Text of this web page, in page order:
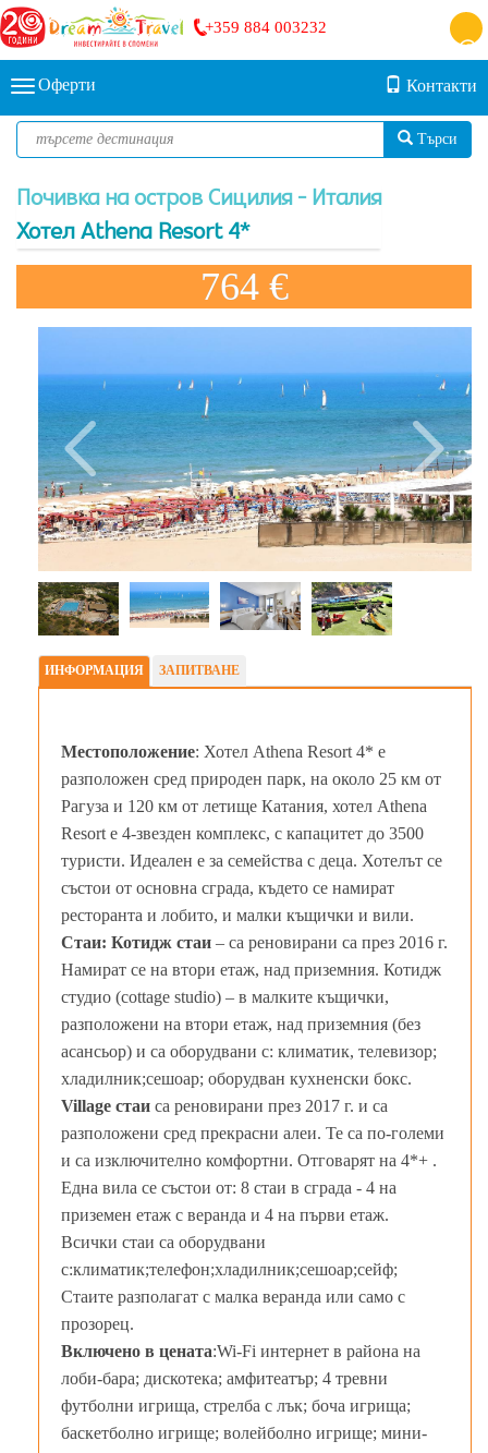
+359 884 003232
Оферти Контакти
Търси
Почивка на остров Сицилия - Италия
Хотел Athena Resort 4*
764 €
ИНФОРМАЦИЯ ЗАПИТВАНЕ
Местоположение: Хотел Athena Resort 4* е
разположен сред природен парк, на около 25 км от
Рагуза и 120 км от летище Катания, хотел Athena
Resort е 4-звезден комплекс, с капацитет до 3500
туристи. Идеален е за семейства с деца. Хотелът се
състои от основна сграда, където се намират
ресторанта и лобито, и малки къщички и вили.
Стаи: Котидж стаи – са реновирани са през 2016 г.
Намират се на втори етаж, над приземния. Котидж
студио (cottage studio) – в малките къщички,
разположени на втори етаж, над приземния (без
асансьор) и са оборудвани с: климатик, телевизор;
хладилник;сешоар; оборудван кухненски бокс.
Village стаи са реновирани през 2017 г. и са
разположени сред прекрасни алеи. Те са по-големи
и са изключително комфортни. Отговарят на 4*+ .
Една вила се състои от: 8 стаи в сграда - 4 на
приземен етаж с веранда и 4 на първи етаж.
Всички стаи са оборудвани
с:климатик;телефон;хладилник;сешоар;сейф;
Стаите разполагат с малка веранда или само с
прозорец.
Включено в цената:Wi-Fi интернет в района на
лоби-бара; дискотека; амфитеатър; 4 тревни
футболни игрища, стрелба с лък; боча игрища;
баскетболно игрище; волейболно игрище; мини-